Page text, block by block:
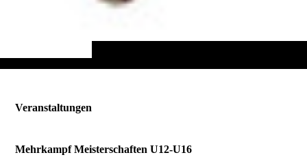
Veranstaltungen
Mehrkampf Meisterschaften U12-U16